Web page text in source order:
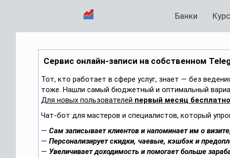
Банки
Сервис онлайн-записи на собственном
Тот, кто работает в сфере услуг, знает — без
тоже. Нашли самый бюджетный и оптимальный
Для новых пользователей первый месяц бесплатно
Чат-бот для мастеров и специалистов, который
— Сам записывает клиентов и напоминает им о
— Персонализирует скидки, чаевые, кэшбэк и
— Увеличивает доходимость и помогает больше